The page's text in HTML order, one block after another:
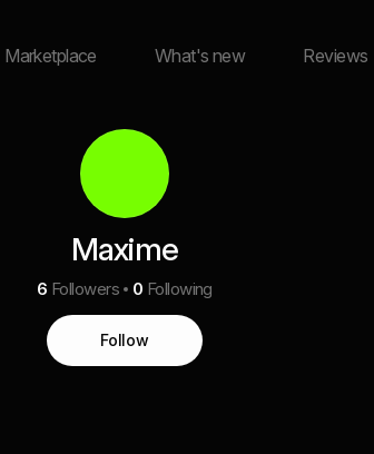
Marketplace What's new Reviews
Maxime
6 Followers 0 Following
Follow